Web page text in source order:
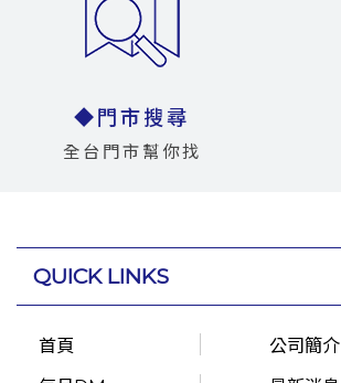
◆門市搜尋
全台門市幫你找
QUICK LINKS
首頁
公司簡介